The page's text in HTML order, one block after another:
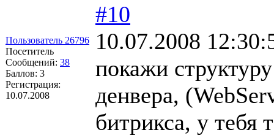
Пользователь 26796
Посетитель
Сообщений: 38
Баллов: 3
Регистрация:
10.07.2008
#10
10.07.2008
покажи
денвера,
битрикса, у тебя